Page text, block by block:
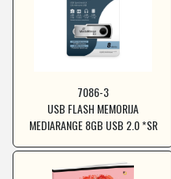
7086-3
USB FLASH MEMORIJA
MEDIARANGE 8GB USB 2.0 *SR